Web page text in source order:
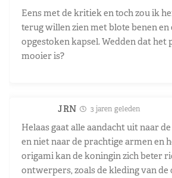
Eens met de kritiek en toch zou ik
terug willen zien met blote benen en
opgestoken kapsel. Wedden dat het
mooier is?
JRN 3 jaren geleden
Helaas gaat alle aandacht uit naar
en niet naar de prachtige armen en
origami kan de koningin zich beter
ontwerpers, zoals de kleding van de